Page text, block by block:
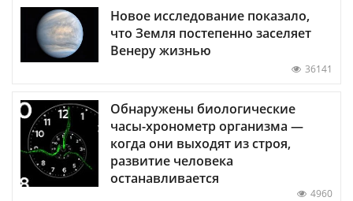
Новое исследование показало,
что Земля постепенно заселяет
Венеру жизнью
36141
Обнаружены биологические
часы-хронометр организма —
когда они выходят из строя,
развитие человека
останавливается
4960